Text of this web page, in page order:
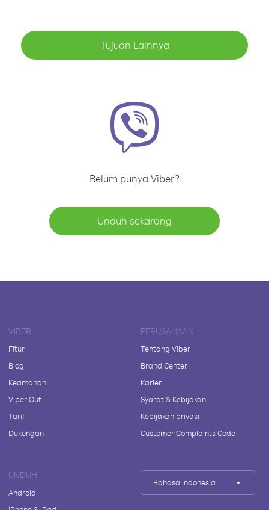
Tujuan Lainnya
Belum punya Viber?
Unduh sekarang
VIBER
Fitur
Blog
Keamanan
Viber Out
Tarif
Dukungan
PERUSAHAAN
Tentang Viber
Brand Center
Karier
Syarat & Kebijakan
Kebijakan privasi
Customer Complaints Code
UNDUH
Android
Bahasa Indonesia